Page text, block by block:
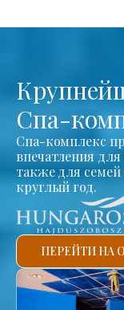
Спа-
Спа-комплекс
впечатления
также для
круглый год.
ПЕРЕЙТИ НА